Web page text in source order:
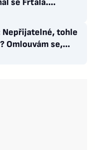
se Frťala.
Plzně
tohle
Omlouvám se,